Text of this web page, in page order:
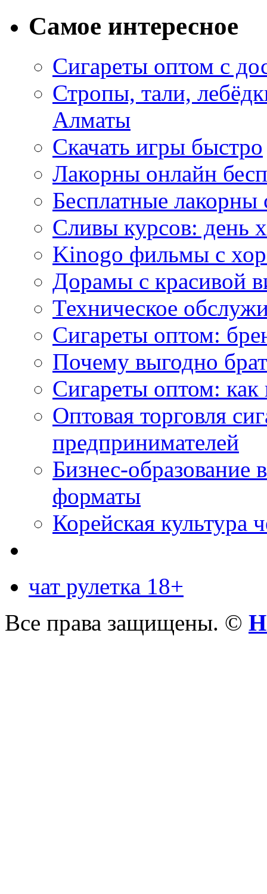
Самое интересное
Сигареты оптом с
Стропы, тали,
Алматы
Скачать игры быстро
Лакорны онлайн
Бесплатные лакорны
Сливы курсов: день
Kinogo фильмы с
Дорамы с красивой
Техническое
Сигареты оптом:
Почему выгодно
Сигареты оптом: как
Оптовая торговля
предпринимателей
Бизнес-образование
форматы
Корейская культура
чат рулетка 18+
Все права защищены. ©